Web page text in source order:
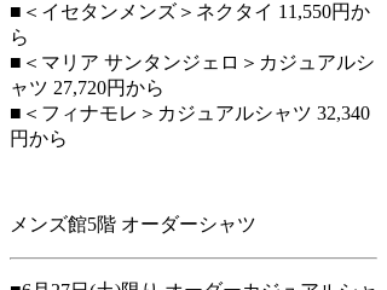
■＜イセタンメンズ＞ネクタイ 11,550円か
ら
■＜マリア サンタンジェロ＞カジュアルシ
ャツ 27,720円から
■＜フィナモレ＞カジュアルシャツ 32,340
円から
メンズ館5階 オーダーシャツ